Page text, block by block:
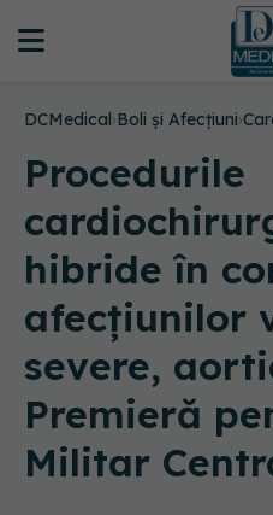
DCMedical›Boli și Afecțiuni›
Procedurile
hibride în
afecțiunilor
severe,
Premieră
Militar